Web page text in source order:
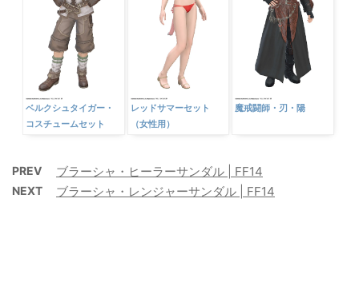
ベルクシュタイガー・
コスチュームセット
レッドサマーセット
（女性用）
魔戒闘師・刃・陽
PREV ブラーシャ・ヒーラーサンダル | FF14
NEXT ブラーシャ・レンジャーサンダル | FF14